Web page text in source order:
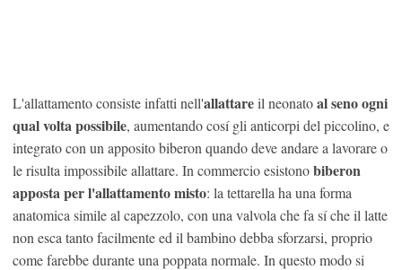
L'allattamento consiste infatti nell'allattareil neonatoal seno ogni
qual volta possibile, aumentando cosí gli anticorpi del piccolino, e
integrato con un apposito biberon quando deve andare a lavorare o
le risulta impossibile allattare. In commercio esistonobiberon
apposta per l'allattamento misto: la tettarella ha una forma
anatomica simile al capezzolo, con una valvola che fa sí che il latte
non esca tanto facilmente ed il bambino debba sforzarsi, proprio
come farebbe durante una poppata normale. In questo modo si